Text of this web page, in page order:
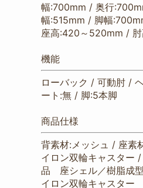
幅:700mm / 奥行
幅:515mm / 脚幅
座高:420～520mm /
機能
ローバック / 可動肘 /
ート:無 / 脚:5本脚
商品仕様
背素材:メッシュ / 座素
イロン双輪キャスター
品 座シェル／樹脂成
イロン双輪キャスター